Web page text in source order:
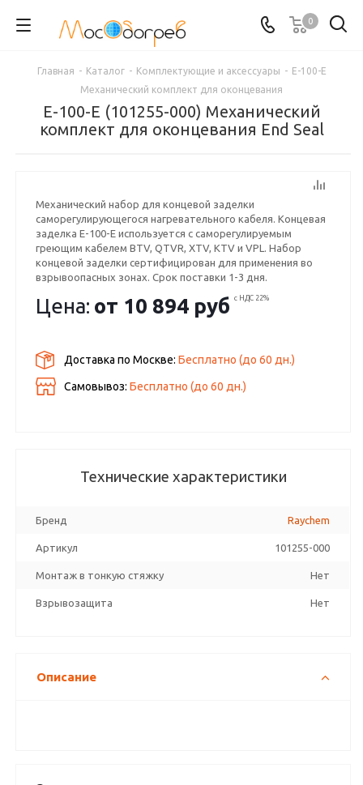
0
Главная - Каталог - Комплектующие и аксессуары - E-100-E
Механический комплект для оконцевания
E-100-E (101255-000) Механический
комплект для оконцевания End Seal
Механический набор для концевой заделки
саморегулирующегося нагревательного кабеля. Концевая
заделка Е-100-Е используется с саморегулируемым
греющим кабелем BTV, QTVR, XTV, KTV и VPL. Набор
концевой заделки сертифицирован для применения во
взрывоопасных зонах. Срок поставки 1-3 дня.
Цена: от 10 894 руб с НДС 22%
Доставка по Москве:Бесплатно (до60 дн.)
Самовывоз:Бесплатно (до60 дн.)
Технические характеристики
Бренд Raychem
Артикул 101255-000
Монтаж в тонкую стяжку Нет
Взрывозащита Нет
Описание